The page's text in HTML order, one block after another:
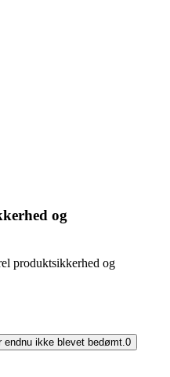
og
produktsikkerhed og
endnu ikke blevet bedømt. 0